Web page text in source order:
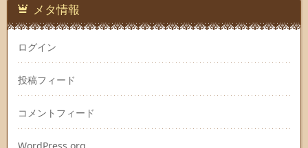
ブ メタ情報
ログイン
投稿フィード
コメントフィード